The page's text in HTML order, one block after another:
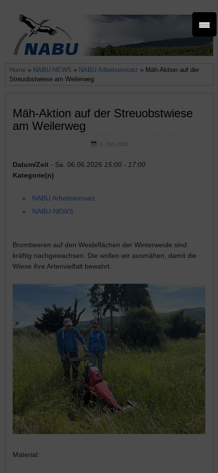
Home » NABU-NEWS » NABU Arbeitseinsatz » Mäh-Aktion auf der
Streuobstwiese am Weilerweg
Mäh-Aktion auf der Streuobstwiese
am Weilerweg
6. Juni 2026
Datum/Zeit - Sa. 06.06.2026 15:00 - 17:00
Kategorie(n)
NABU Arbeitseinsatz
NABU-NEWS
Brombeeren auf den Weideflächen der Winterweide sind
kräftig nachgewachsen. Die wollen wir ausmähen, damit die
Wiese ihre Artenvielfalt bewahrt.
Material: